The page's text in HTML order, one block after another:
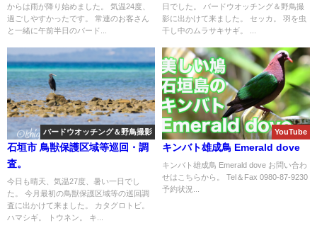
ッチング ガイド!!
からは雨が降り始めました。 気温24度、
過ごしやすかったです。 常連のお客さん
と一緒に午前半日のバード...
ど！！バードウオッチング＆野
鳥撮影。
日でした。 バードウオッチング＆野鳥撮
影に出かけて来ました。 セッカ。 羽を虫
干し中のムラサキサギ。 ...
バードウオッチング＆野鳥撮影
石垣市 鳥獣保護区域等巡回・調
査。
今日も晴天、気温27度、暑い一日でし
た。 今月最初の鳥獣保護区域等の巡回調
査に出かけて来ました。 カタグロトビ。
ハマシギ。 トウネン。 キ...
YouTube
キンバト雄成鳥 Emerald dove
キンバト雄成鳥 Emerald dove お問い合わ
せはこちらから。 Tel＆Fax 0980-87-9230
予約状況...